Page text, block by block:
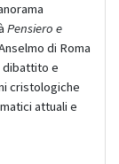
Pensiero e
di Roma
dibattito e
cristologiche
attuali e